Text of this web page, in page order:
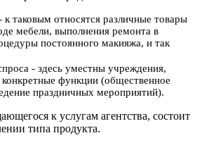
таковым относятся различные товары
мебели, выполнения ремонта в
постоянного макияжа, и так
- здесь уместны учреждения,
функции (общественное
праздничных мероприятий).
к услугам агентства, состоит
типа продукта.